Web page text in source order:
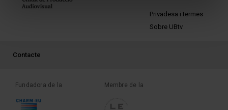
PEU 2
Privadesa i termes
Sobre UBtv
PEU 3
Contacte
Fundadora de la Membre de la